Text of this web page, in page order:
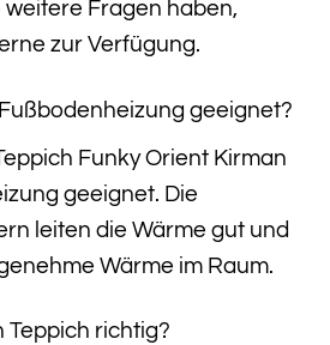
weitere Fragen haben,
zur Verfügung.
geeignet?
Funky Orient Kirman
geeignet. Die
leiten die Wärme gut und
Wärme im Raum.
Teppich richtig?